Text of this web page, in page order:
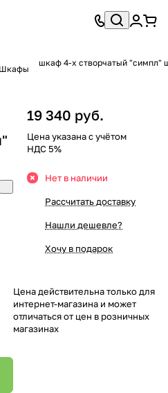
Шкафы
шкаф 4-х створчатый "симпл"
19 340 руб.
Цена указана с учётом
НДС 5%
Нет в наличии
Рассчитать доставку
Нашли дешевле?
Хочу в подарок
Цена действительна только для
интернет-магазина и может
отличаться от цен в розничных
магазинах